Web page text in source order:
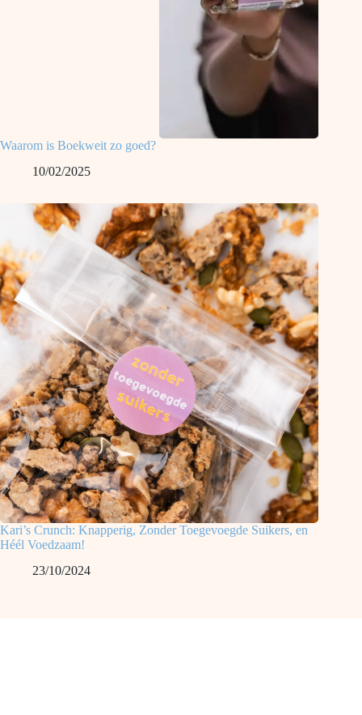
Waarom is Boekweit zo goed?
10/02/2025
Kari’s Crunch: Knapperig, Zonder Toegevoegde Suikers, en
Héél Voedzaam!
23/10/2024